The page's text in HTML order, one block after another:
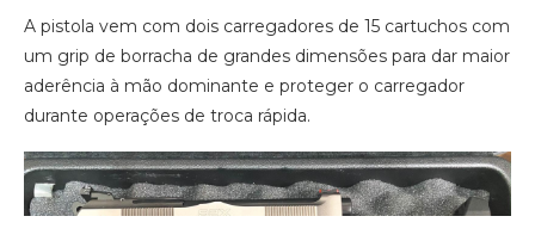
A pistola vem com dois carregadores de 15 cartuchos com
um grip de borracha de grandes dimensões para dar maior
aderência à mão dominante e proteger o carregador
durante operações de troca rápida.